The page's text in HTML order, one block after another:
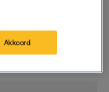
zanger
goed bekeken. Toen
mensen gezien.
Akkoord